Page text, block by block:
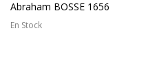
Abraham BOSSE 1656
En Stock